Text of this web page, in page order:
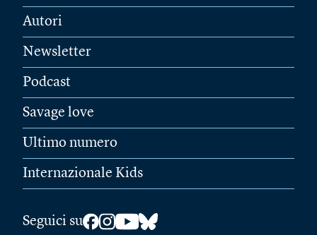
Autori
Newsletter
Podcast
Savage love
Ultimo numero
Internazionale Kids
Seguici su